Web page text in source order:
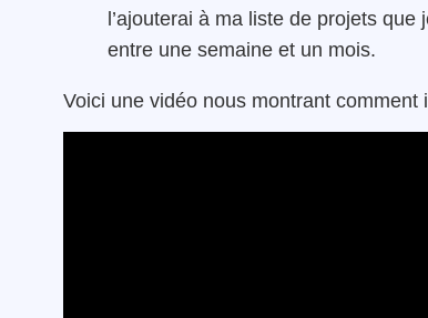
l’ajouterai à ma liste de projets que
entre une semaine et un mois.
Voici une vidéo nous montrant